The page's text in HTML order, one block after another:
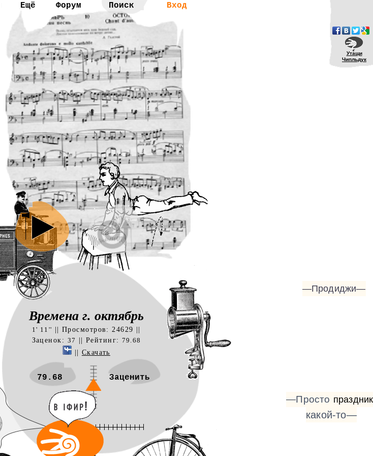
Ещё Форум Вход
Утащи
Чипльдук
Времена г. октябрь
1' 11'' || Просмотров: 24629 ||
Заценок: 37 || Рейтинг: 79.68
|| Скачать
79.68 Заценить
—Продиджи—
—Просто праздник
какой-то—